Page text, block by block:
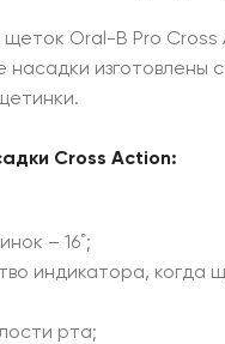
щеток Oral-B Pro
Cross Action:
– 16˚;
индикатора,
рта;